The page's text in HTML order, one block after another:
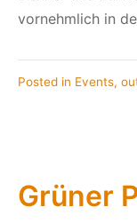
vornehmlich in
Posted in Events,
Grüner